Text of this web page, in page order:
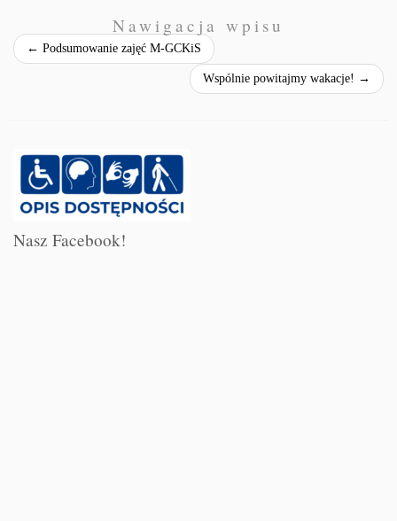
Nawigacja wpisu
← Podsumowanie zajęć M-GCKiS
Wspólnie powitajmy wakacje! →
Nasz Facebook!